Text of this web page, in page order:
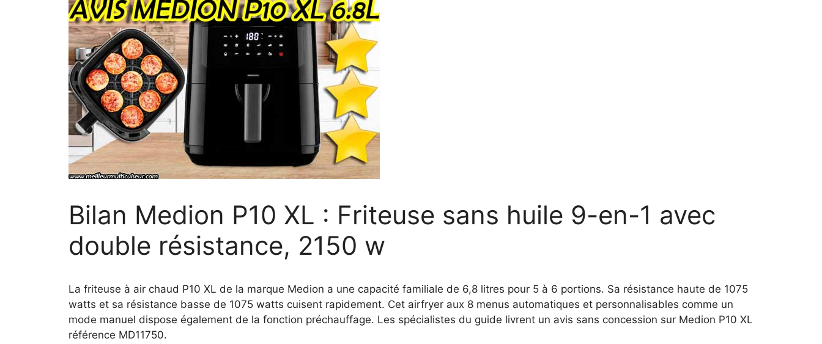
Bilan Medion P10 XL : Friteuse sans huile 9-en-1 avec
double résistance, 2150 w
La friteuse à air chaud P10 XL de la marque Medion a une capacité familiale de 6,8 litres pour 5 à 6 portions. Sa résistance haute de 1075
watts et sa résistance basse de 1075 watts cuisent rapidement. Cet airfryer aux 8 menus automatiques et personnalisables comme un
mode manuel dispose également de la fonction préchauffage. Les spécialistes du guide livrent un avis sans concession sur Medion P10 XL
référence MD11750.